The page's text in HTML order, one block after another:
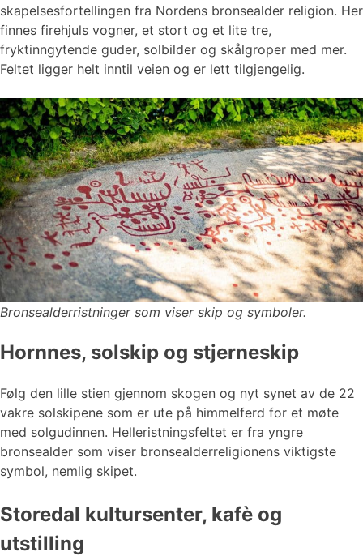
skapelsesfortellingen fra Nordens bronsealder religion. Her
finnes firehjuls vogner, et stort og et lite tre,
fryktinngytende guder, solbilder og skålgroper med mer.
Feltet ligger helt inntil veien og er lett tilgjengelig.
Bronsealderristninger som viser skip og symboler.
Hornnes, solskip og stjerneskip
Følg den lille stien gjennom skogen og nyt synet av de 22
vakre solskipene som er ute på himmelferd for et møte
med solgudinnen. Helleristningsfeltet er fra yngre
bronsealder som viser bronsealderreligionens viktigste
symbol, nemlig skipet.
Storedal kultursenter, kafè og
utstilling